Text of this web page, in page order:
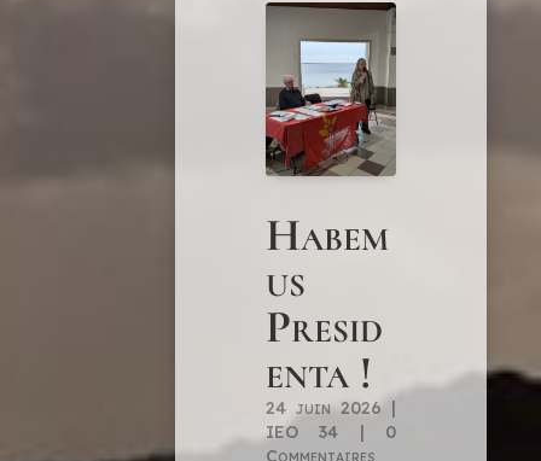
Habem
us
Presid
enta !
24 juin 2026 |
IEO 34 | 0
Commentaires